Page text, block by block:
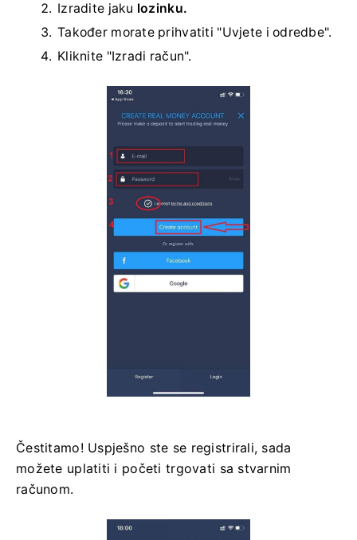
Izradite jaku lozinku.
Također morate prihvatiti "Uvjete i odredbe".
Kliknite "Izradi račun".
Čestitamo! Uspješno ste se registrirali, sada
možete uplatiti i početi trgovati sa stvarnim
računom.